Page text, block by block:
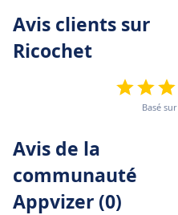
Avis clients sur
Ricochet
Basé sur
Avis de la
communauté
Appvizer (0)